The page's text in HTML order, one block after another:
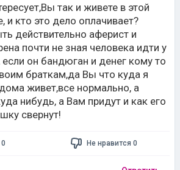
так и живете в этой
и кто это дело оплачивает?
действительно аферист и
почти не зная человека идти у
он бандюган и денег кому то
браткам,да Вы что куда я
живет,все нормально, а
нибудь, а Вам придут и как его
свернут!
Не нравится 0